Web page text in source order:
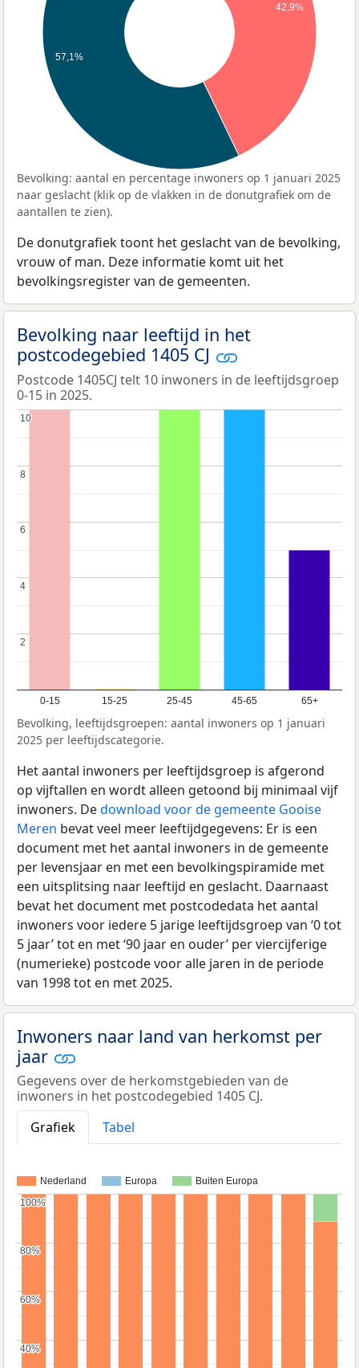
42,9%
57,1%
Bevolking: aantal en percentage inwoners op 1 januari 2025
naar geslacht (klik op de vlakken in de donutgrafiek om de
aantallen te zien).
De donutgrafiek toont het geslacht van de bevolking,
vrouw of man. Deze informatie komt uit het
bevolkingsregister van de gemeenten.
Bevolking naar leeftijd in het
postcodegebied 1405 CJ
Postcode 1405CJ telt 10 inwoners in de leeftijdsgroep
0-15 in 2025.
0-15 15-25 25-45 45-65 65+
2
2
4
4
6
6
8
8
10
10
Bevolking, leeftijdsgroepen: aantal inwoners op 1 januari
2025 per leeftijdscategorie.
Het aantal inwoners per leeftijdsgroep is afgerond
op vijftallen en wordt alleen getoond bij minimaal vijf
inwoners. Dedownload voor de gemeente Gooise
Meren bevat veel meer leeftijdgegevens: Er is een
document met het aantal inwoners in de gemeente
per levensjaar en met een bevolkingspiramide met
een uitsplitsing naar leeftijd en geslacht. Daarnaast
bevat het document met postcodedata het aantal
inwoners voor iedere 5 jarige leeftijdsgroep van ‘0 tot
5 jaar’ tot en met ‘90 jaar en ouder’ per viercijferige
(numerieke) postcode voor alle jaren in de periode
van 1998 tot en met 2025.
Inwoners naar land van herkomst per
jaar
Gegevens over de herkomstgebieden van de
inwoners in het postcodegebied 1405 CJ.
Grafiek
Tabel
Nederland Europa Buiten Europa
40%
40%
60%
60%
80%
80%
100%
100%